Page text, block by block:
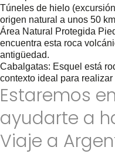
Túneles de hielo
origen natural a unos 50
Área Natural Protegida
encuentra esta roca
antigüedad.
Cabalgatas: Esquel está
contexto ideal para
Estaremos
ayudarte a
Viaje a